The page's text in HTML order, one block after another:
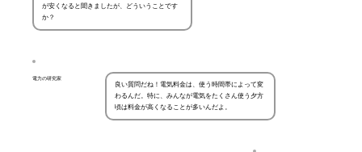
が安くなると聞きましたが、どういうことです
か？
電力の研究家
良い質問だね！電気料金は、使う時間帯によって変
わるんだ。特に、みんなが電気をたくさん使う夕方
頃は料金が高くなることが多いんだよ。